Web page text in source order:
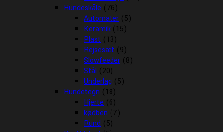
Hundeskåle (76)
Automater (5)
Keramik (15)
Plast (13)
Rejsesæt (9)
Slowfeeder (8)
Stål (20)
Underlag (5)
Hundetegn (18)
Hjerte (6)
kødben (7)
Rund (5)